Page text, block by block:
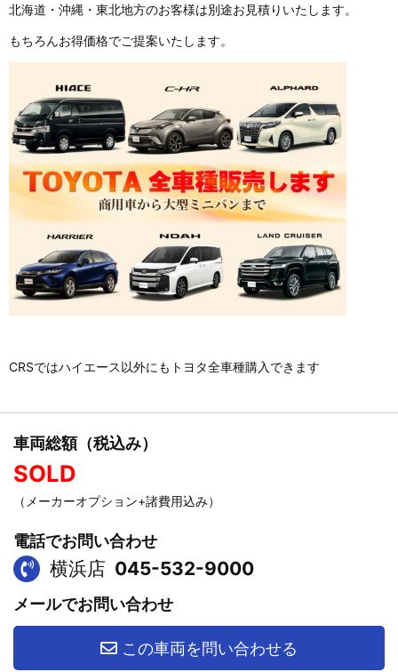
北海道・沖縄・東北地方のお客様は別途お見積りいたします。
もちろんお得価格でご提案いたします。
CRSではハイエース以外にもトヨタ全車種購入できます
車両総額（税込み）
SOLD
（メーカーオプション+諸費用込み）
電話でお問い合わせ
横浜店 045-532-9000
メールでお問い合わせ
この車両を問い合わせる